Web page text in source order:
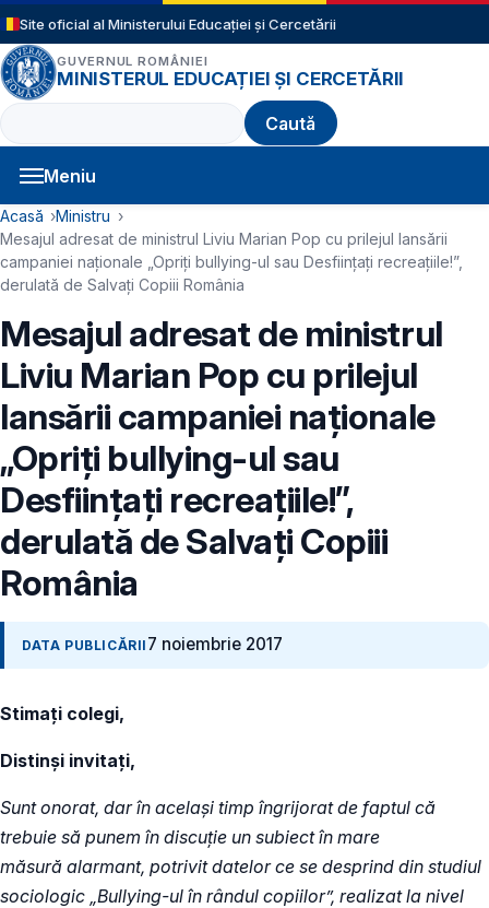
Sari la conținutul principal
Site oficial al Ministerului Educației și Cercetării
GUVERNUL ROMÂNIEI
MINISTERUL EDUCAȚIEI ȘI CERCETĂRII
Caută
Meniu
Navigație principală
Cale de navigare
Acasă
Ministru
Mesajul adresat de ministrul Liviu Marian Pop cu prilejul lansării
campaniei naționale „Opriți bullying-ul sau Desființați recreațiile!”,
derulată de Salvați Copiii România
Mesajul adresat de ministrul
Liviu Marian Pop cu prilejul
lansării campaniei naționale
„Opriți bullying-ul sau
Desființați recreațiile!”,
derulată de Salvați Copiii
România
DATA PUBLICĂRII 7 noiembrie 2017
Stimați colegi,
Distinși invitați,
Sunt onorat, dar în același timp îngrijorat de faptul că
trebuie să punem în discuţie un subiect în mare
măsură alarmant, potrivit datelor ce se desprind din studiul
sociologic „Bullying-ul în rândul copiilor”, realizat la nivel